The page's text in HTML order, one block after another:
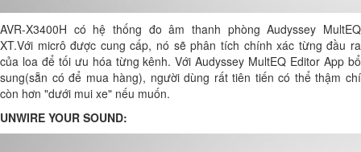
AVR-X3400H có hệ thống đo âm thanh phòng Audyssey MultEQ
XT.Với micrô được cung cấp, nó sẽ phân tích chính xác từng đầu ra
của loa để tối ưu hóa từng kênh. Với Audyssey MultEQ Editor App bổ
sung(sẵn có để mua hàng), người dùng rất tiên tiến có thể thậm chí
còn hơn "dưới mui xe" nếu muốn.
UNWIRE YOUR SOUND: